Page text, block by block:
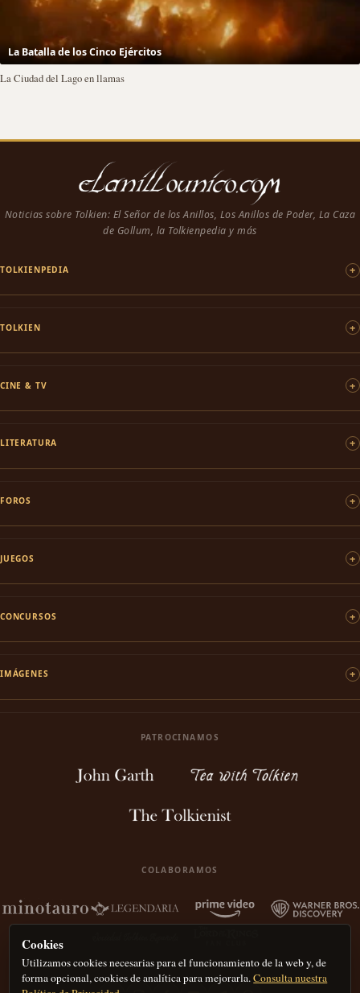
La Batalla de los Cinco Ejércitos
La Ciudad del Lago en llamas
Noticias sobre Tolkien: El Señor de los Anillos, Los Anillos de Poder, La Caza
de Gollum, la Tolkienpedia y más
TOLKIENPEDIA
TOLKIEN
CINE & TV
LITERATURA
FOROS
JUEGOS
CONCURSOS
IMÁGENES
PATROCINAMOS
COLABORAMOS
Cookies
Utilizamos cookies necesarias para el funcionamiento de la web y, de
forma opcional, cookies de analítica para mejorarla.Consulta nuestra